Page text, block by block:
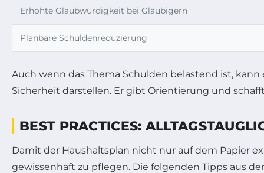
Erhöhte Glaubwürdigkeit bei Gläubigern
Planbare Schuldenreduzierung
Auch wenn das Thema Schulden belastend ist,
Sicherheit darstellen. Er gibt Orientierung und
BEST PRACTICES:
Damit der Haushaltsplan nicht nur auf dem Papier
gewissenhaft zu pflegen. Die folgenden Tipps aus